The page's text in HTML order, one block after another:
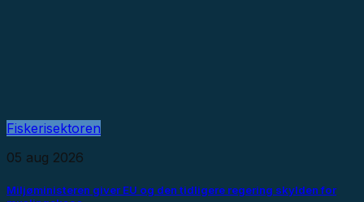
Fiskerisektoren
05 aug 2026
Miljøministeren giver EU og den tidligere regering skylden for